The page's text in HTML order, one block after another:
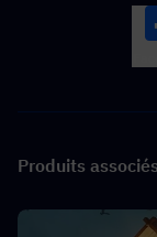
Produits associés